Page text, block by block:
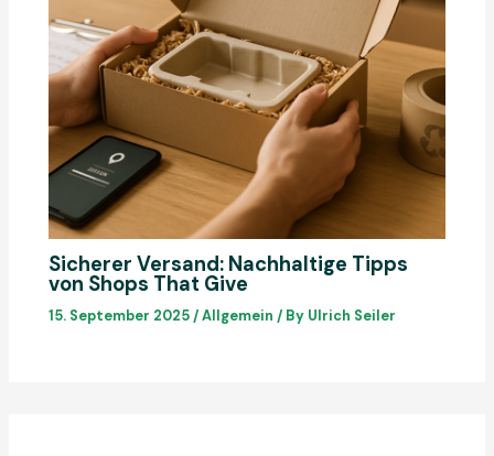
Sicherer Versand: Nachhaltige Tipps
von Shops That Give
15. September 2025 /Allgemein / By Ulrich Seiler